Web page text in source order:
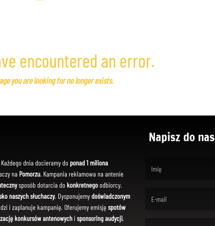
encountered an error.
you are looking for no longer exists.
dnia docieramy do ponad 1 miliona
na Pomorzu. Kampania reklamowa na antenie
sposób dotarcia dokonkretnegoodbiorcy.
naszych słuchaczy. Dysponujemydoświadczonym
i zaplanuje kampanię. Oferujemy emisję spotów
konkursów antenowychi sponsoring audycji.
Napisz do nas